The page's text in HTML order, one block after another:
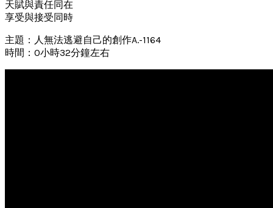
天賦與責任同在
享受與接受同時
主題：人無法逃避自己的創作A.-1164
時間：0小時32分鐘左右